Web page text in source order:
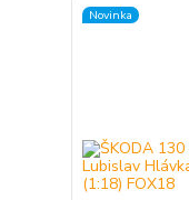
Novinka